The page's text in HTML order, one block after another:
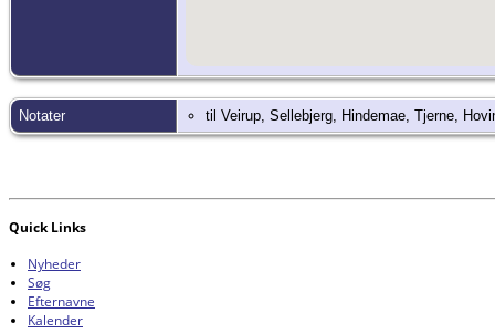
Notater til Veirup, Sellebjerg, Hindemae, Tjerne,
Quick Links
Nyheder
Søg
Efternavne
Kalender